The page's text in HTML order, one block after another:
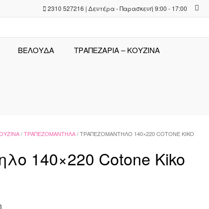
2310 527216 | Δευτέρα - Παρασκευή 9:00 - 17:00
ΒΕΛΟΥΔΑ ΤΡΑΠΕΖΑΡΊΑ – ΚΟΥΖΊΝΑ
/ΤΡΑΠΕΖΟΜΆΝΤΗΛΑ/ ΤΡΑΠΕΖΟΜΆΝΤΗΛΟ 140×220 COTONE KIKO
140×220 Cotone Kiko